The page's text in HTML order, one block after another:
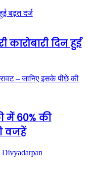
बढ़त दर्ज
दिन हुई
– जानिए इसके पीछे की
में 60% की
वजहें
Divyadarpan